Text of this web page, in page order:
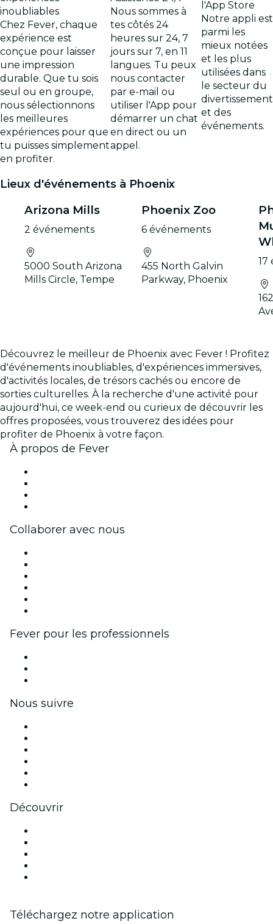
inoubliables
Chez Fever, chaque
expérience est
conçue pour laisser
une impression
durable. Que tu sois
seul ou en groupe,
nous sélectionnons
les meilleures
expériences pour que
tu puisses simplement
en profiter.
Nous sommes à
tes côtés 24
heures sur 24, 7
jours sur 7, en 11
langues. Tu peux
nous contacter
par e-mail ou
utiliser l'App pour
démarrer un chat
en direct ou un
appel.
l'App Store
Notre appli est
parmi les
mieux notées
et les plus
utilisées dans
le secteur du
divertissement
et des
événements.
Lieux d'événements à Phoenix
Arizona Mills
2 événements
5000 South Arizona
Mills Circle, Tempe
Phoenix Zoo
6 événements
455 North Galvin
Parkway, Phoenix
17
Découvrez le meilleur de Phoenix avec Fever ! Profitez
d'événements inoubliables, d'expériences immersives,
d'activités locales, de trésors cachés ou encore de
sorties culturelles. À la recherche d'une activité pour
aujourd'hui, ce week-end ou curieux de découvrir les
offres proposées, vous trouverez des idées pour
profiter de Phoenix à votre façon.
À propos de Fever
Collaborer avec nous
Fever pour les professionnels
Nous suivre
Découvrir
Téléchargez notre application